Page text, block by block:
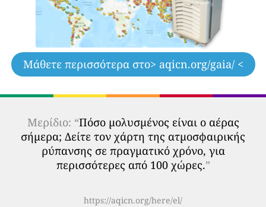
Μάθετε περισσότερα στο> aqicn.org/gaia/ <
Μερίδιο: “Πόσο μολυσμένος είναι ο αέρας
σήμερα; Δείτε τον χάρτη της ατμοσφαιρικής
ρύπανσης σε πραγματικό χρόνο, για
περισσότερες από 100 χώρες.”
https://aqicn.org/here/el/